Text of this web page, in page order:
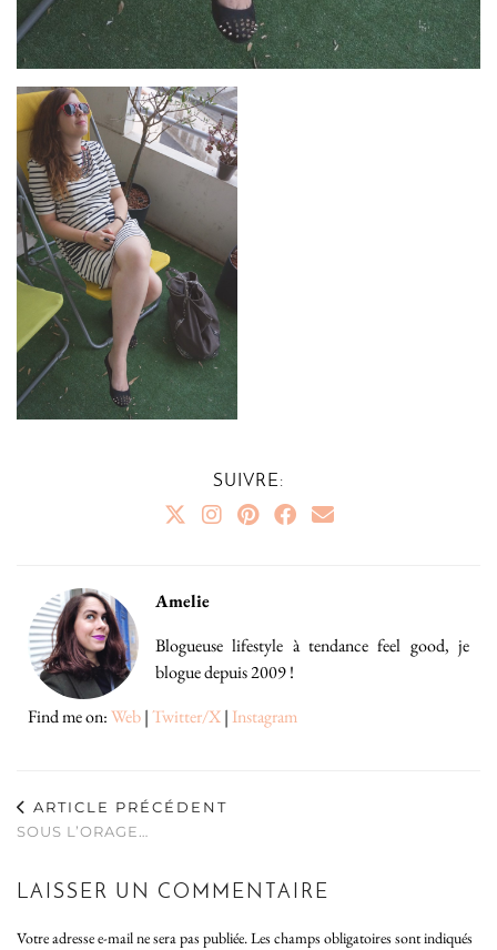
SUIVRE:
Amelie
Blogueuse lifestyle à tendance feel good, je
blogue depuis 2009 !
Find me on:Web|Twitter/X| Instagram
ARTICLE PRÉCÉDENT
SOUS L’ORAGE…
LAISSER UN COMMENTAIRE
Votre adresse e-mail ne sera pas publiée.Les champs obligatoires sont indiqués